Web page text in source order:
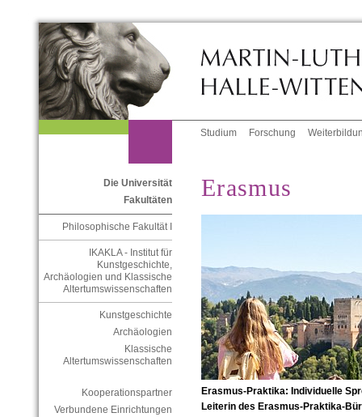
Studium Forschung
Die Universität
Fakultäten
Philosophische Fakultät I
IKAKLA - Institut für
Kunstgeschichte,
Archäologien und Klassische
Altertumswissenschaften
Kunstgeschichte
Archäologien
Klassische
Altertumswissenschaften
Kooperationspartner
Verbundene Einrichtungen
Erasmus
Erasmus-Praktika: Individuelle
Leiterin des Erasmus-Praktika-